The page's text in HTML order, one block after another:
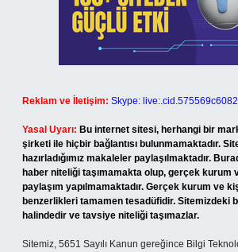
Reklam ve İletişim: Skype:
Yasal Uyarı: Bu internet sitesi, herhangi bir
şirketi ile hiçbir bağlantısı bulunmamaktadır.
hazırladığımız makaleler paylaşılmaktadır.
haber niteliği taşımamakta olup, gerçek kurum
paylaşım yapılmamaktadır. Gerçek kurum ve
benzerlikleri tamamen tesadüfidir. Sitemizdeki
halindedir ve tavsiye niteliği taşımazlar.
Sitemiz, 5651 Sayılı Kanun gereğince Bilgi